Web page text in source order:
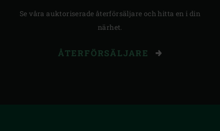
Se våra auktoriserade återförsäljare och hitta en i din
närhet.
ÅTERFÖRSÄLJARE